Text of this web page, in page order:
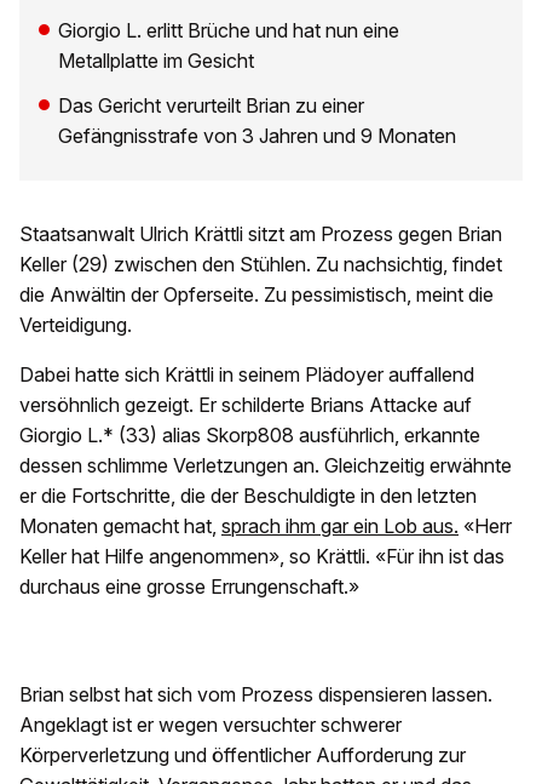
Giorgio L. erlitt Brüche und hat nun eine
Metallplatte im Gesicht
Das Gericht verurteilt Brian zu einer
Gefängnisstrafe von 3 Jahren und 9 Monaten
Staatsanwalt Ulrich Krättli sitzt am Prozess gegen Brian
Keller (29) zwischen den Stühlen. Zu nachsichtig, findet
die Anwältin der Opferseite. Zu pessimistisch, meint die
Verteidigung.
Dabei hatte sich Krättli in seinem Plädoyer auffallend
versöhnlich gezeigt. Er schilderte Brians Attacke auf
Giorgio L.* (33) alias Skorp808 ausführlich, erkannte
dessen schlimme Verletzungen an. Gleichzeitig erwähnte
er die Fortschritte, die der Beschuldigte in den letzten
Monaten gemacht hat, sprach ihm gar ein Lob aus. «Herr
Keller hat Hilfe angenommen», so Krättli. «Für ihn ist das
durchaus eine grosse Errungenschaft.»
Brian selbst hat sich vom Prozess dispensieren lassen.
Angeklagt ist er wegen versuchter schwerer
Körperverletzung und öffentlicher Aufforderung zur